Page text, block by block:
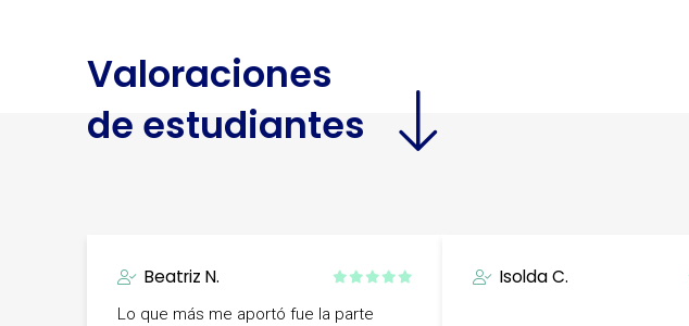
Valoraciones
de estudiantes
Beatriz N.
Lo que más me aportó fue la parte
Isolda C.